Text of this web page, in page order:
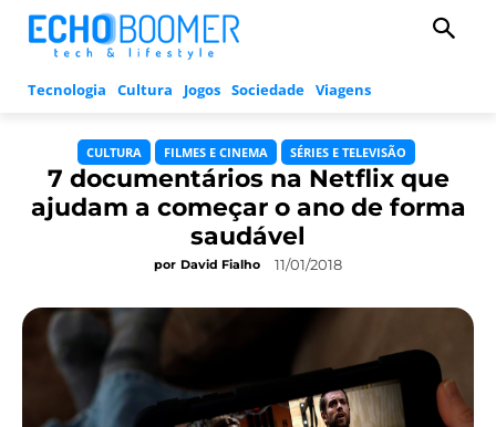
Tecnologia Cultura Jogos Sociedade Viagens
CULTURA FILMES E CINEMA SÉRIES E TELEVISÃO
7 documentários na Netflix que
ajudam a começar o ano de forma
saudável
por David Fialho 11/01/2018